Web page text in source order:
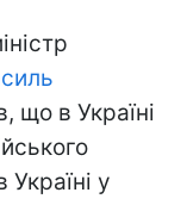
що в Україні
у